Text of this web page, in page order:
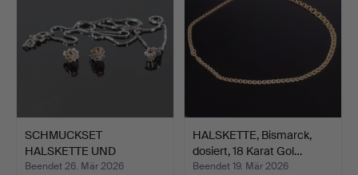
SCHMUCKSET
HALSKETTE UND
OHRRINGE AUS 18 K…
Beendet 26. Mär 2026
HALSKETTE, Bismarck,
dosiert, 18 Karat Gol…
Beendet 19. Mär 2026